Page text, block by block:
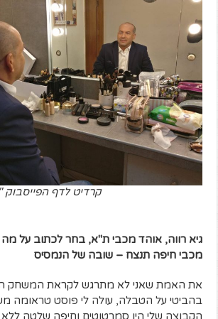
קרדיט לדף הפייסבוק
גיא רווה, אוהד מכבי ת"א, בחר לכתוב על מה
מכבי חיפה תנצח – שובה של הנמסיס
את האמת שאני לא מתרגש לקראת המשחק
בהביטי על הטבלה, עולה לי פוסט טראומה
הקבוצה שלי היו סמרטוטים וחיפה שלטה ללא